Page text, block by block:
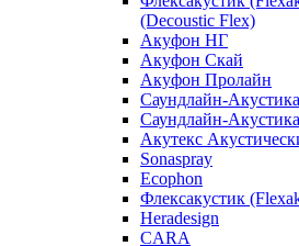
(Decoustic Flex)
Акуфон НГ
Акуфон Скай
Акуфон Пролайн
Саундлайн-
Саундлайн-Акустика
Акутекс
Sonaspray
Ecophon
Флексакустик
Heradesign
CARA